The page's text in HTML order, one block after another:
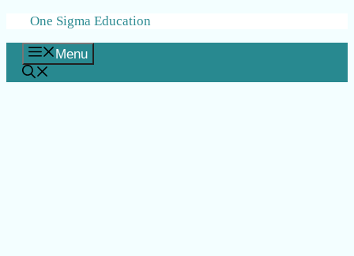
Skip
content
One Sigma Education
Menu